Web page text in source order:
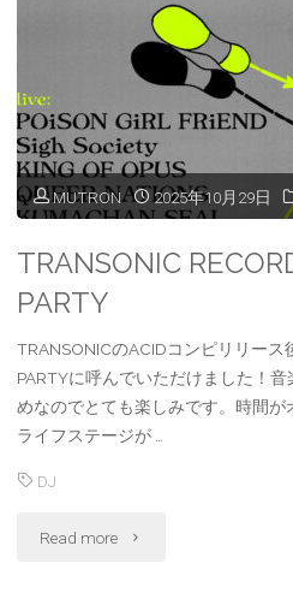
2025〜
2026"
MUTRON 2025年10月29日
TRANSONIC
PARTY
TRANSONICのACIDコンピリリース
PARTYに呼んでいただけました！
めなのでとても楽しみです。時間が
ライフステージが …
DJ
Read more "TRANSONIC